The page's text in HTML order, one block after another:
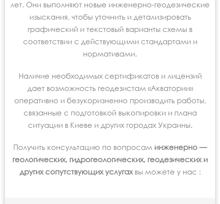
лет. Они выполняют новые инженерно-геодезические
изыскания, чтобы уточнить и детализировать
графический и текстовый варианты схемы в
соответствии с действующими стандартами и
нормативами.
Наличие необходимых сертификатов и лицензий
дает возможность геодезистам «Акватории»
оперативно и безукоризненно производить работы,
связанные с подготовкой выкопировки и плана
ситуации в Киеве и других городах Украины.
Получить консультацию по вопросам инженерно —
геологических, гидрогеологических, геодезических и
других сопутствующих услугах вы можете у нас :